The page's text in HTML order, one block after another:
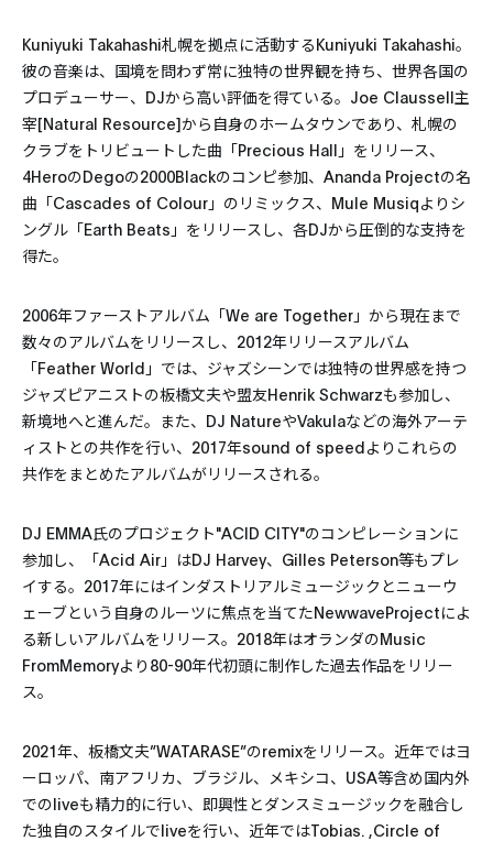
Kuniyuki Takahashi札幌を拠点に活動するKuniyuki Takahashi。
彼の音楽は、国境を問わず常に独特の世界観を持ち、世界各国の
プロデューサー、DJから高い評価を得ている。Joe Claussell主
宰[Natural Resource]から自身のホームタウンであり、札幌の
クラブをトリビュートした曲「Precious Hall」をリリース、
4HeroのDegoの2000Blackのコンピ参加、Ananda Projectの名
曲「Cascades of Colour」のリミックス、Mule Musiqよりシ
ングル「Earth Beats」をリリースし、各DJから圧倒的な支持を
得た。
2006年ファーストアルバム「We are Together」から現在まで
数々のアルバムをリリースし、2012年リリースアルバム
「Feather World」では、ジャズシーンでは独特の世界感を持つ
ジャズピアニストの板橋文夫や盟友Henrik Schwarzも参加し、
新境地へと進んだ。また、DJ NatureやVakulaなどの海外アーテ
ィストとの共作を行い、2017年sound of speedよりこれらの
共作をまとめたアルバムがリリースされる。
DJ EMMA氏のプロジェクト"ACID CITY"のコンピレーションに
参加し、「Acid Air」はDJ Harvey、Gilles Peterson等もプレ
イする。2017年にはインダストリアルミュージックとニューウ
ェーブという自身のルーツに焦点を当てたNewwaveProjectによ
る新しいアルバムをリリース。2018年はオランダのMusic
FromMemoryより80-90年代初頭に制作した過去作品をリリー
ス。
2021年、板橋文夫”WATARASE”のremixをリリース。近年ではヨ
ーロッパ、南アフリカ、ブラジル、メキシコ、USA等含め国内外
でのliveも精力的に行い、即興性とダンスミュージックを融合し
た独自のスタイルでliveを行い、近年ではTobias. ,Circle of